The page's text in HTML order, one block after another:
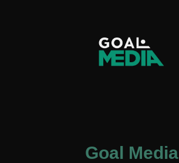
Goal Media